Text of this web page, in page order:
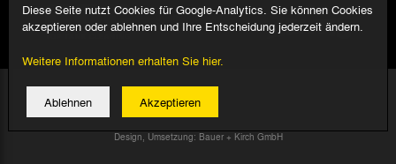
© 2026 Alemannia Aachen - Alle Rechte vorbehalten
Impressum/Datenschutz
Design, Umsetzung: Bauer + Kirch GmbH
Diese Seite nutzt Cookies für Google-Analytics. Sie können Cookies
akzeptieren oder ablehnen und Ihre Entscheidung jederzeit ändern.
Weitere Informationen erhalten Sie hier.
Ablehnen Akzeptieren